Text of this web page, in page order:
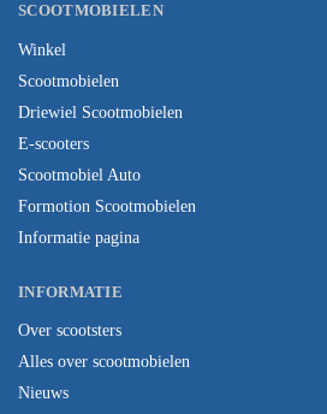
SCOOTMOBIELEN
Winkel
Scootmobielen
Driewiel Scootmobielen
E-scooters
Scootmobiel Auto
Formotion Scootmobielen
Informatie pagina
INFORMATIE
Over scootsters
Alles over scootmobielen
Nieuws